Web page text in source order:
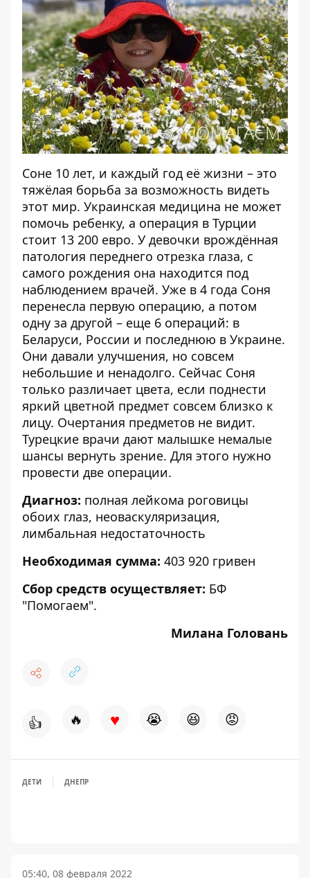
Соне 10 лет, и каждый год её жизни – это
тяжёлая борьба за возможность видеть
этот мир. Украинская медицина не может
помочь ребенку, а операция в Турции
стоит 13 200 евро. У девочки врождённая
патология переднего отрезка глаза, с
самого рождения она находится под
наблюдением врачей. Уже в 4 года Соня
перенесла первую операцию, а потом
одну за другой – еще 6 операций: в
Беларуси, России и последнюю в Украине.
Они давали улучшения, но совсем
небольшие и ненадолго. Сейчас Соня
только различает цвета, если поднести
яркий цветной предмет совсем близко к
лицу. Очертания предметов не видит.
Турецкие врачи дают малышке немалые
шансы вернуть зрение. Для этого нужно
провести две операции.
Диагноз: полная лейкома роговицы
обоих глаз, неоваскуляризация,
лимбальная недостаточность
Необходимая сумма: 403 920 гривен
Сбор средств осуществляет: БФ
"Помогаем".
Милана Головань
👍 🔥 ♥ 😭 😆 😡
ДЕТИ ДНЕПР
05:40, 08 февраля 2022